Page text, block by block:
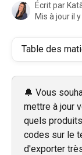
Écrit par
Mis à jour il
Table des
🔔 Vous
mettre à jour
quels
codes sur le
d'exporter